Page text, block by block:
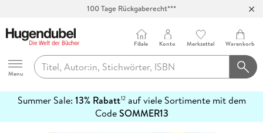
Hugendubel
Menu
Filiale Konto Merkzettel Warenkorb
Summer Sale: 13% Rabatt12auf viele Sortimente mit dem
CodeSOMMER13
erfahren